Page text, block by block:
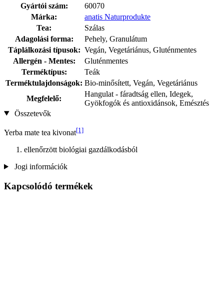
Gyártói szám:
60070
Márka:
anatis Naturprodukte
Tea:
Szálas
Adagolási forma:
Pehely, Granulátum
Táplálkozási típusok: Vegán, Vegetáriánus, Gluténmentes
Allergén - Mentes:
Gluténmentes
Terméktípus:
Teák
Terméktulajdonságok: Bio-minősített, Vegán, Vegetáriánus
Megfelelő:
Hangulat - fáradtság ellen, Idegek,
Gyökfogók és antioxidánsok, Emésztés
Összetevők
Yerba mate tea kivonat[1]
ellenőrzött biológiai gazdálkodásból
Jogi információk
Kapcsolódó termékek